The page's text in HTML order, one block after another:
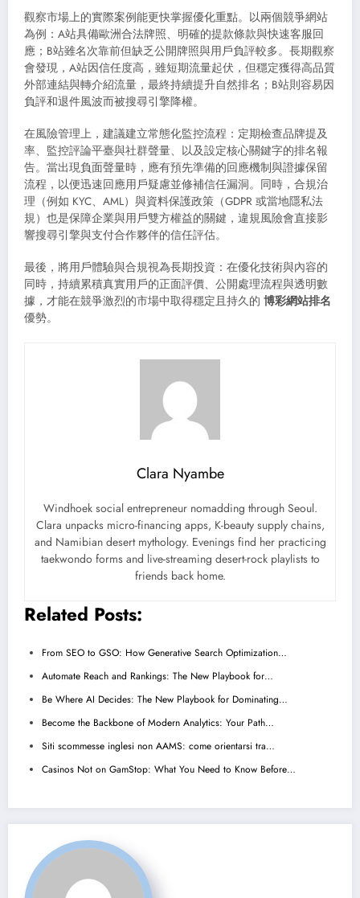
觀察市場上的實際案例能更快掌握優化重點。以兩個競爭網站
為例：A站具備歐洲合法牌照、明確的提款條款與快速客服回
應；B站雖名次靠前但缺乏公開牌照與用戶負評較多。長期觀察
會發現，A站因信任度高，雖短期流量起伏，但穩定獲得高品質
外部連結與轉介紹流量，最終持續提升自然排名；B站則容易因
負評和退件風波而被搜尋引擎降權。
在風險管理上，建議建立常態化監控流程：定期檢查品牌提及
率、監控評論平臺與社群聲量、以及設定核心關鍵字的排名報
告。當出現負面聲量時，應有預先準備的回應機制與證據保留
流程，以便迅速回應用戶疑慮並修補信任漏洞。同時，合規治
理（例如 KYC、AML）與資料保護政策（GDPR 或當地隱私法
規）也是保障企業與用戶雙方權益的關鍵，違規風險會直接影
響搜尋引擎與支付合作夥伴的信任評估。
最後，將用戶體驗與合規視為長期投資：在優化技術與內容的
同時，持續累積真實用戶的正面評價、公開處理流程與透明數
據，才能在競爭激烈的市場中取得穩定且持久的 博彩網站排名
優勢。
Clara Nyambe
Windhoek social entrepreneur nomadding through Seoul.
Clara unpacks micro-financing apps, K-beauty supply chains,
and Namibian desert mythology. Evenings find her practicing
taekwondo forms and live-streaming desert-rock playlists to
friends back home.
Related Posts:
From SEO to GSO: How Generative Search Optimization…
Automate Reach and Rankings: The New Playbook for…
Be Where AI Decides: The New Playbook for Dominating…
Become the Backbone of Modern Analytics: Your Path…
Siti scommesse inglesi non AAMS: come orientarsi tra…
Casinos Not on GamStop: What You Need to Know Before…